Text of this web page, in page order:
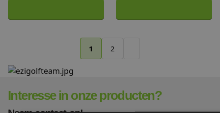
1 2
Interesse in onze producten?